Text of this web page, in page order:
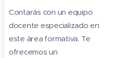
Contarás con un equipo
docente especializado en
este área formativa. Te
ofrecemos un